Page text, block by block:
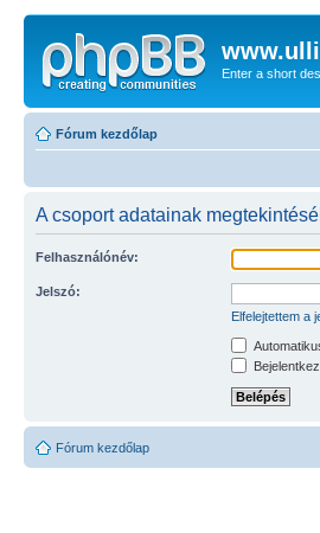
Enter a short
Fórum kezdőlap
A csoport adatainak
Felhasználónév:
Jelszó:
Elfelejtettem a
Fórum kezdőlap